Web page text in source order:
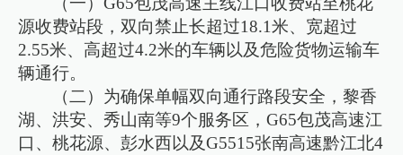
源收费站段，双向禁止长超过18.1米、宽超过
2.55米、高超过4.2米的车辆以及危险货物运输车
辆通行。
（二）为确保单幅双向通行路段安全，黎香
湖、洪安、秀山南等9个服务区，G65包茂高速江
口、桃花源、彭水西以及G5515张南高速黔江北4